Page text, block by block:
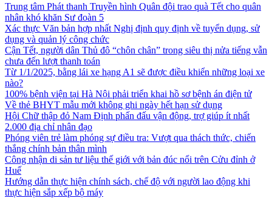
Trung tâm Phát thanh Truyền hình Quân đội trao quà Tết cho quân
nhân khó khăn Sư đoàn 5
Xác thực Văn bản hợp nhất Nghị định quy định về tuyển dụng, sử
dụng và quản lý công chức
Cận Tết, người dân Thủ đô “chôn chân” trong siêu thị nửa tiếng vẫn
chưa đến lượt thanh toán
Từ 1/1/2025, bằng lái xe hạng A1 sẽ được điều khiển những loại xe
nào?
100% bệnh viện tại Hà Nội phải triển khai hồ sơ bệnh án điện tử
Về thẻ BHYT mẫu mới không ghi ngày hết hạn sử dụng
Hội Chữ thập đỏ Nam Định phấn đấu vận động, trợ giúp ít nhất
2.000 địa chỉ nhân đạo
Phóng viên trẻ làm phóng sự điều tra: Vượt qua thách thức, chiến
thắng chính bản thân mình
Công nhận di sản tư liệu thế giới với bản đúc nổi trên Cửu đỉnh ở
Huế
Hướng dẫn thực hiện chính sách, chế độ với người lao động khi
thực hiện sắp xếp bộ máy